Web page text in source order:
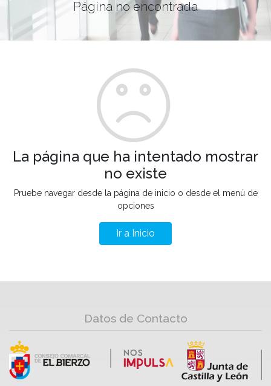
Página no encontrada
La página que ha intentado mostrar
no existe
Pruebe navegar desde la página de inicio o desde el menú de
opciones
Ir a Inicio
Datos de Contacto